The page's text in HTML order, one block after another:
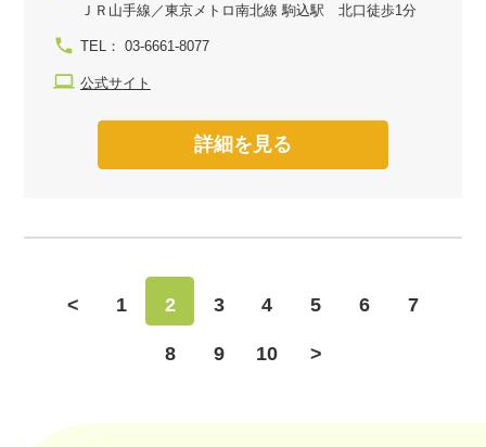
ＪＲ山手線／東京メトロ南北線 駒込駅 北口徒歩1分
TEL： 03-6661-8077
公式サイト
詳細を見る
< 1 2 3 4 5 6 7
8 9 10 >